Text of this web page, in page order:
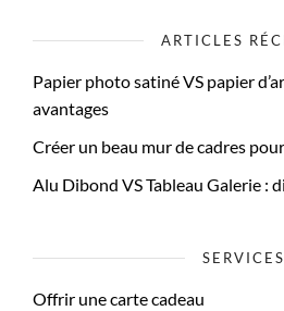
ARTICLES
Papier photo satiné VS papier
avantages
Créer un beau mur de cadres
Alu Dibond VS Tableau Galerie :
SERVICES
Offrir une carte cadeau